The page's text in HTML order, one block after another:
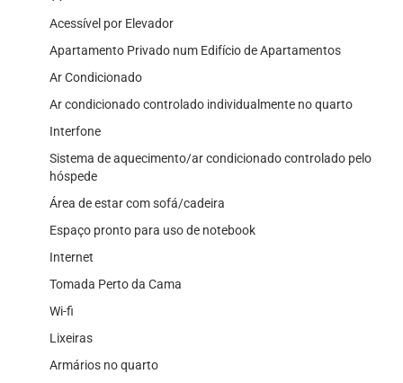
Acessível por Elevador
Apartamento Privado num Edifício de Apartamentos
Ar Condicionado
Ar condicionado controlado individualmente no quarto
Interfone
Sistema de aquecimento/ar condicionado controlado pelo
hóspede
Área de estar com sofá/cadeira
Espaço pronto para uso de notebook
Internet
Tomada Perto da Cama
Wi-fi
Lixeiras
Armários no quarto